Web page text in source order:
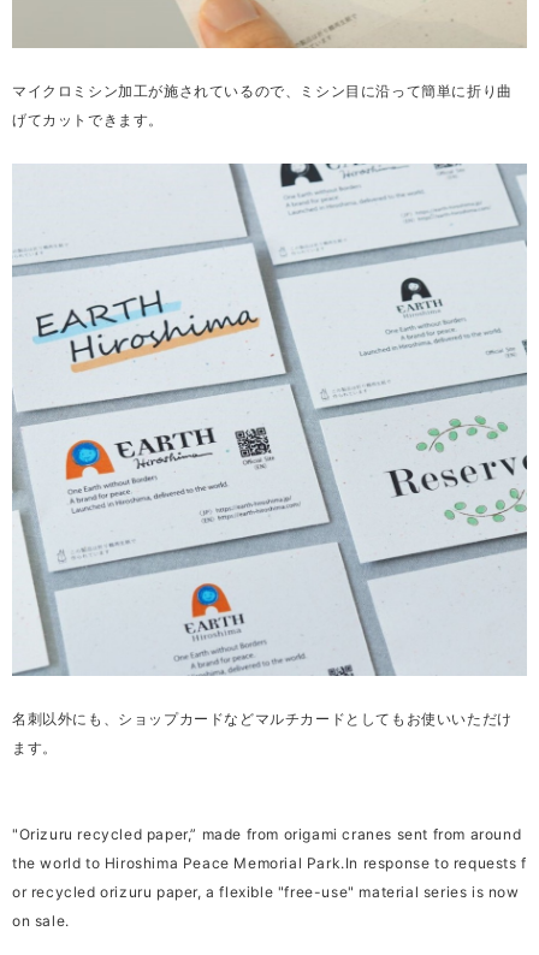
マイクロミシン加工が施されているので、ミシン目に沿って簡単に折り曲
げてカットできます。
名刺以外にも、ショップカードなどマルチカードとしてもお使いいただけ
ます。
"Orizuru recycled paper,” made from origami cranes sent from around
the world to Hiroshima Peace Memorial Park.In response to requests f
or recycled orizuru paper, a flexible "free-use" material series is now
on sale.